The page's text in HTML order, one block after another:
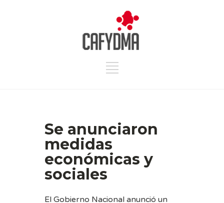
Se anunciaron
medidas
económicas y
sociales
El Gobierno Nacional anunció un